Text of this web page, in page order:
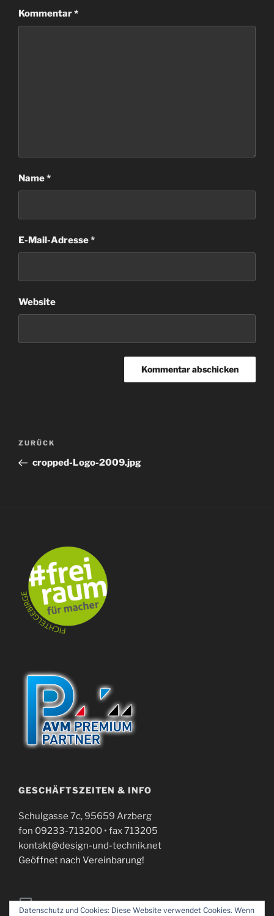
Kommentar*
Name*
E-Mail-Adresse*
Website
Beitragsnavigation
Vorheriger
Beitrag
ZURÜCK
cropped-Logo-2009.jpg
GESCHÄFTSZEITEN & INFO
Schulgasse 7c, 95659 Arzberg
fon 09233-713200 • fax 713205
kontakt@design-und-technik.net
Geöffnet nach Vereinbarung!
E-
Mail
Datenschutz und Cookies: Diese Website verwendet Cookies. Wenn